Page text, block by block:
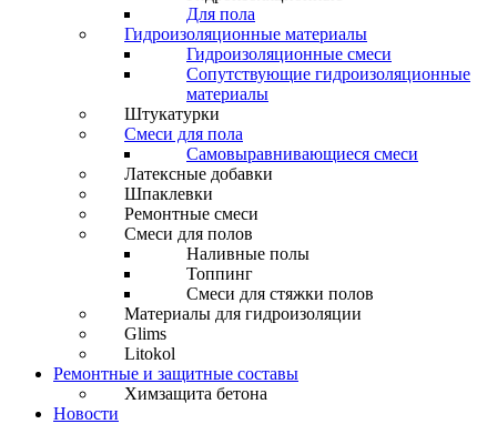
Для пола
Гидроизоляционные материалы
Гидроизоляционные смеси
Сопутствующие гидроизоляционные
материалы
Штукатурки
Смеси для пола
Самовыравнивающиеся смеси
Латексные добавки
Шпаклевки
Ремонтные смеси
Смеси для полов
Наливные полы
Топпинг
Смеси для стяжки полов
Материалы для гидроизоляции
Glims
Litokol
Ремонтные и защитные составы
Химзащита бетона
Новости